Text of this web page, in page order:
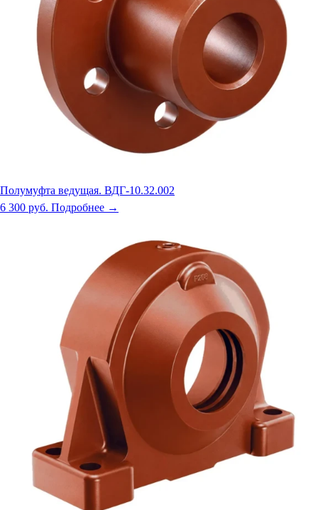
Полумуфта ведущая. ВДГ-10.32.002
6 300 руб. Подробнее →